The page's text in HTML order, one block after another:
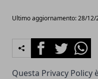
Ultimo aggiornamento: 28/12/
FacebookTwitter
Questa Privacy Policy